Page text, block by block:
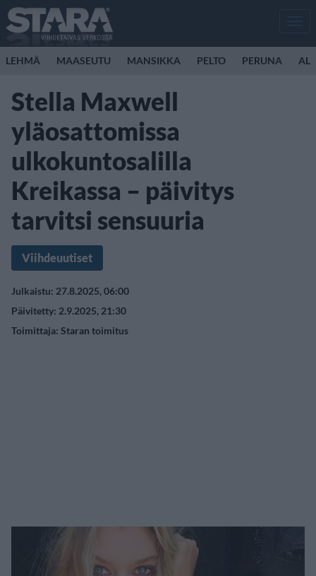
LEHMÄ MAASEUTU MANSIKKA PELTO PERUNA
Stella Maxwell
yläosattomissa
ulkokuntosalilla
Kreikassa – päivitys
tarvitsi sensuuria
Viihdeuutiset
Julkaistu: 27.8.2025, 06:00
Päivitetty: 2.9.2025, 21:30
Toimittaja: Staran toimitus